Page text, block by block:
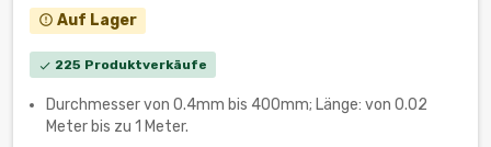
error_outline Auf Lager
check 225 Produktverkäufe
Durchmesser von 0.4mm bis 400mm; Länge: von 0.02
Meter bis zu 1 Meter.